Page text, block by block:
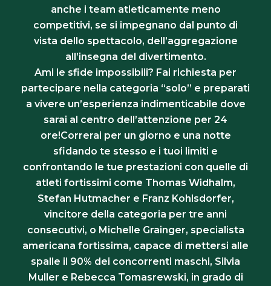
anche i team atleticamente meno
competitivi, se si impegnano dal punto di
vista dello spettacolo, dell’aggregazione
all’insegna del divertimento.
Ami le sfide impossibili? Fai richiesta per
partecipare nella categoria “solo” e preparati
a vivere un’esperienza indimenticabile dove
sarai al centro dell’attenzione per 24
ore!Correrai per un giorno e una notte
sfidando te stesso e i tuoi limiti e
confrontando le tue prestazioni con quelle di
atleti fortissimi come Thomas Widhalm,
Stefan Hutmacher e Franz Kohlsdorfer,
vincitore della categoria per tre anni
consecutivi, o Michelle Grainger, specialista
americana fortissima, capace di mettersi alle
spalle il 90% dei concorrenti maschi, Silvia
Muller e Rebecca Tomasrewski, in grado di